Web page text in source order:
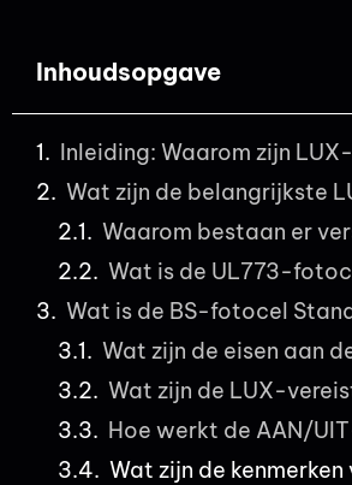
Inhoudsopgave
Inleiding: Waarom zijn
Wat zijn de belangrijkste
Waarom bestaan er
Wat is de UL773-
Wat is de BS-fotocel
Wat zijn de eisen aan
Wat zijn de LUX-
Hoe werkt de AAN/
Wat zijn de